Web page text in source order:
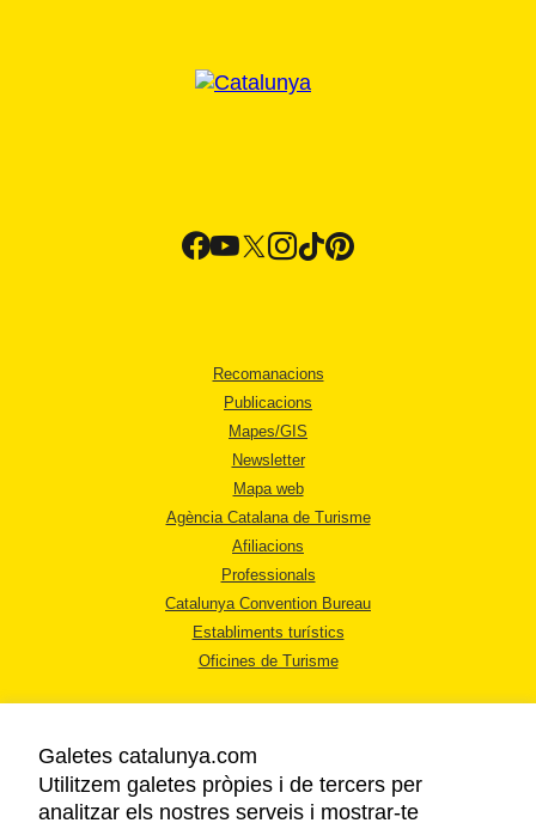
Recomanacions
Publicacions
Mapes/GIS
Newsletter
Mapa web
Agència Catalana de Turisme
Afiliacions
Professionals
Catalunya Convention Bureau
Establiments turístics
Oficines de Turisme
Galetes catalunya.com
Utilitzem galetes pròpies i de tercers per
analitzar els nostres serveis i mostrar-te